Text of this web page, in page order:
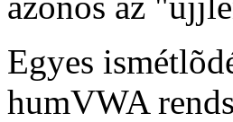
Egyes
humVWA